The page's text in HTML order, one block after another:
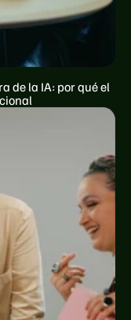
de la IA: por qué el